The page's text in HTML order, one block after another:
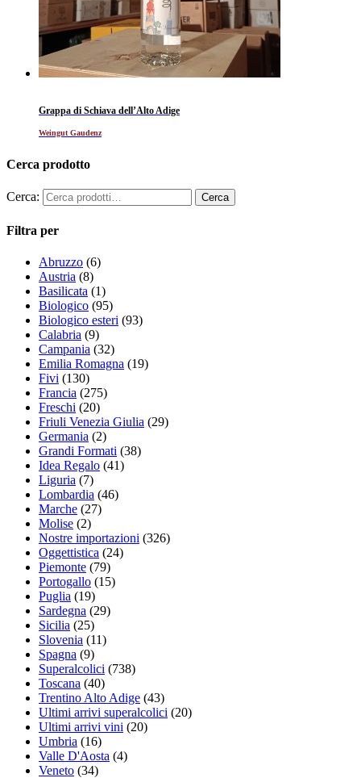
Grappa di Schiava dell’Alto Adige
Weingut Gaudenz
Cerca prodotto
Cerca:
Filtra per
Abruzzo (6)
Austria (8)
Basilicata (1)
Biologico (95)
Biologico esteri (93)
Calabria (9)
Campania (32)
Emilia Romagna (19)
Fivi (130)
Francia (275)
Freschi (20)
Friuli Venezia Giulia (29)
Germania (2)
Grandi Formati (38)
Idea Regalo (41)
Liguria (7)
Lombardia (46)
Marche (27)
Molise (2)
Nostre importazioni (326)
Oggettistica (24)
Piemonte (79)
Portogallo (15)
Puglia (19)
Sardegna (29)
Sicilia (25)
Slovenia (11)
Spagna (9)
Superalcolici (738)
Toscana (40)
Trentino Alto Adige (43)
Ultimi arrivi superalcolici (20)
Ultimi arrivi vini (20)
Umbria (16)
Valle D'Aosta (4)
Veneto (34)